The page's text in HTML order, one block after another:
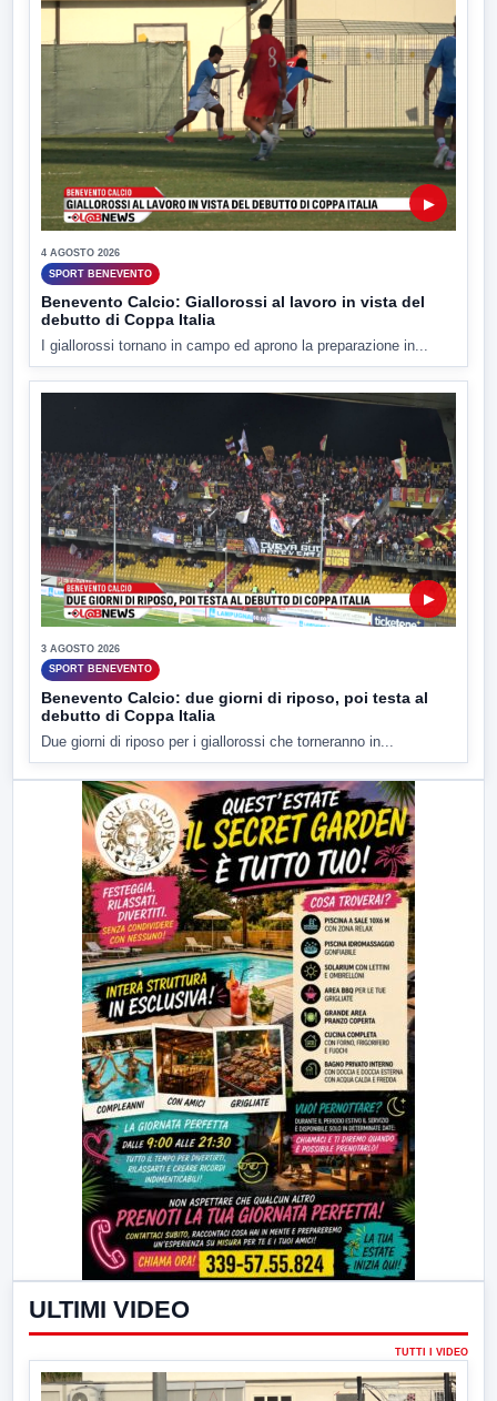
▶
4 AGOSTO 2026
SPORT BENEVENTO
Benevento Calcio: Giallorossi al lavoro in vista del
debutto di Coppa Italia
I giallorossi tornano in campo ed aprono la preparazione in...
▶
3 AGOSTO 2026
SPORT BENEVENTO
Benevento Calcio: due giorni di riposo, poi testa al
debutto di Coppa Italia
Due giorni di riposo per i giallorossi che torneranno in...
ULTIMI VIDEO
TUTTI I VIDEO